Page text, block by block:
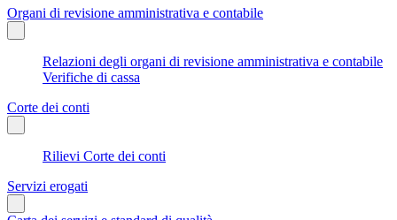
Organi di revisione amministrativa e contabile
Relazioni degli organi di revisione amministrativa e contabile
Verifiche di cassa
Corte dei conti
Rilievi Corte dei conti
Servizi erogati